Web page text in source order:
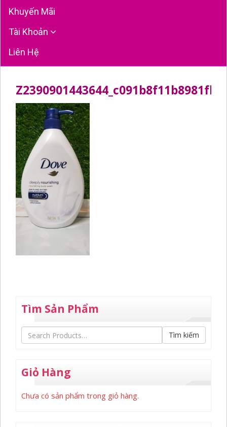
Khuyến Mãi
Tài Khoản
Liên Hệ
Tìm Sản Phẩm
Tìm kiếm
Giỏ Hàng
Chưa có sản phẩm trong giỏ hàng.